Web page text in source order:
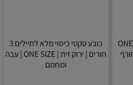
כובע גרב צמר סטנדרטי – ONE
כובע טקטי כיסוי מלא לחיילים 3
חורים | ירוק זית | ONE SIZE | עבה
ומחמם